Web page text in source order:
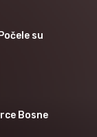
su
Bosne